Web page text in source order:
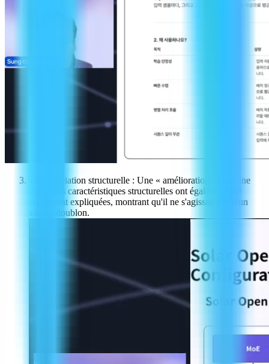
Différenciation structurelle : Une « amélioration », pas une
copie Les caractéristiques structurelles ont également été
clairement expliquées, montrant qu'il ne s'agissait pas d'un
simple doublon.